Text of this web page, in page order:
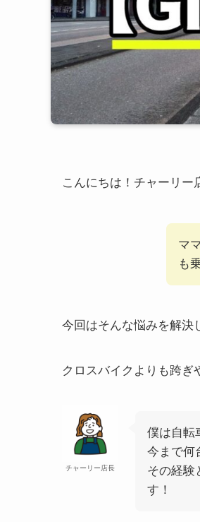
こんにちは！チャーリー
マ
も
今回はそんな悩みを解決
クロスバイクよりも跨ぎ
チャーリー店長
僕は自転
今まで何
その経験
す！